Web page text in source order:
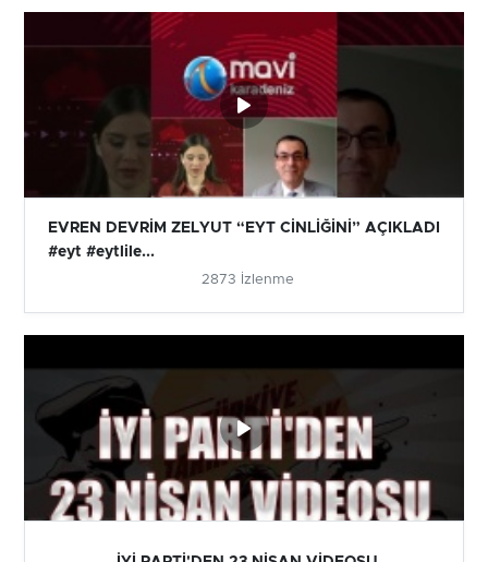
EVREN DEVRİM ZELYUT “EYT CİNLİĞİNİ” AÇIKLADI
#eyt #eytlile...
2873 İzlenme